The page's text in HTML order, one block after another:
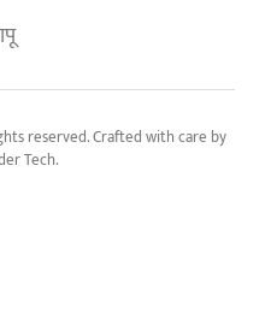
reserved. Crafted with care by
Tech.